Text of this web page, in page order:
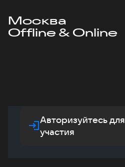
Москва
Offline & Online
Авторизуйтесь для
участия